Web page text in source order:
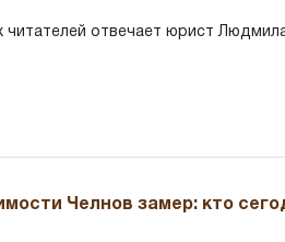
читателей отвечает юрист
Челнов замер: кто